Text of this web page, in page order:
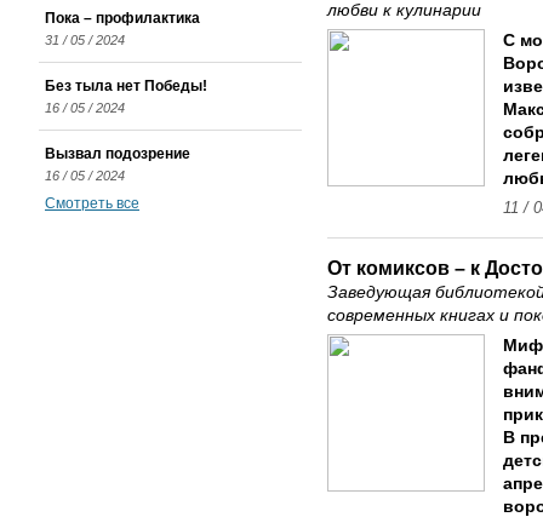
любви к кулинарии
С
11 /
От комиксов – к
Заведующая
современных книгах и
В
Пока – профилактика
31 / 05 / 2024
Без тыла нет Победы!
16 / 05 / 2024
Вызвал подозрение
16 / 05 / 2024
Смотреть все